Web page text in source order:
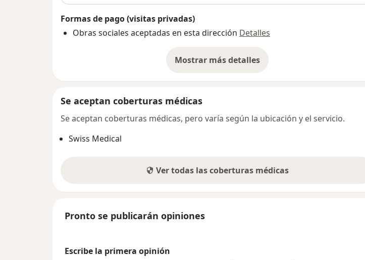
Formas de pago (visitas privadas)
Obras sociales aceptadas en esta dirección Detalles
Mostrar más detalles
sobre la dirección
Se aceptan coberturas médicas
Se aceptan coberturas médicas, pero varía según la ubicación y el servicio.
Swiss Medical
Ver todas las coberturas médicas
Pronto se publicarán opiniones
Escribe la primera opinión